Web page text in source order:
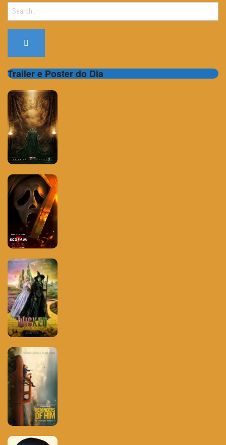
Search
Trailer e Poster do Dia